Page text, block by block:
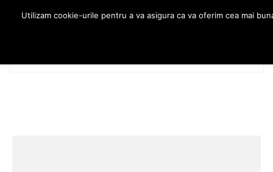
MENU 0
Utilizam cookie-urile pentru a va asigura ca va oferim cea mai